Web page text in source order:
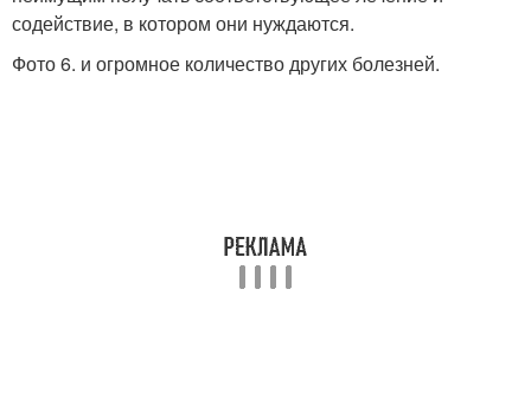
содействие, в котором они нуждаются.
Фото 6. и огромное количество других болезней.